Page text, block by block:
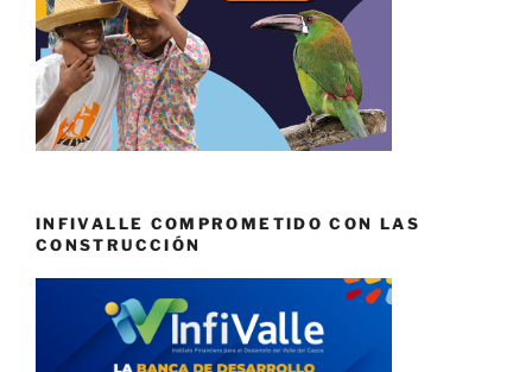
INFIVALLE COMPROMETIDO CON LAS
CONSTRUCCIÓN